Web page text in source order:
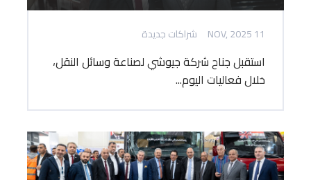
11 NOV, 2025 شراكات جديدة
استقبل جناح شركة جيوشي لصناعة وسائل النقل،
خلال فعاليات اليوم...